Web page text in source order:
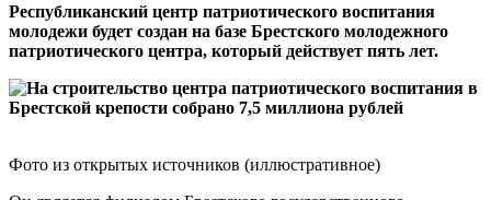
Республиканский центр патриотического воспитания
молодежи будет создан на базе Брестского молодежного
патриотического центра, который действует пять лет.
Фото из открытых источников (иллюстративное)